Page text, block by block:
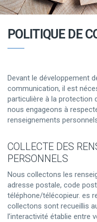
POLITIQUE DE
Devant le développement
communication, il est
particulière à la protection
nous engageons à
renseignements
COLLECTE DES
PERSONNELS
Nous collectons les
adresse postale, code
téléphone/télécopieur. es
collectons sont recueillis
l’interactivité établie entre